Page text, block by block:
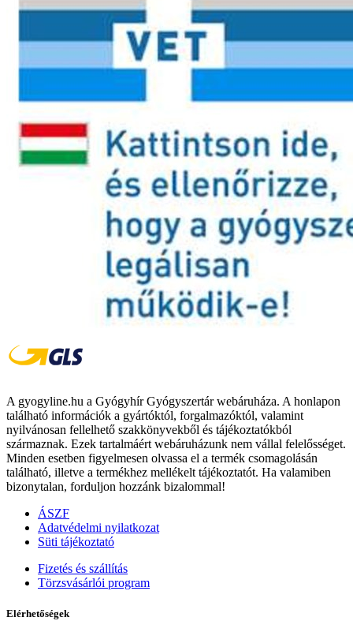
A gyogyline.hu a Gyógyhír Gyógyszertár webáruháza. A honlapon
található információk a gyártóktól, forgalmazóktól, valamint
nyilvánosan fellelhető szakkönyvekből és tájékoztatókból
származnak. Ezek tartalmáért webáruházunk nem vállal felelősséget.
Minden esetben figyelmesen olvassa el a termék csomagolásán
található, illetve a termékhez mellékelt tájékoztatót. Ha valamiben
bizonytalan, forduljon hozzánk bizalommal!
ÁSZF
Adatvédelmi nyilatkozat
Süti tájékoztató
Fizetés és szállítás
Törzsvásárlói program
Elérhetőségek